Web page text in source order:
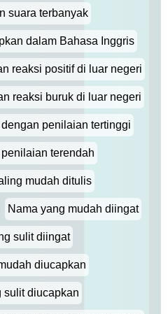
suara terbanyak
dalam Bahasa Inggris
reaksi positif di luar negeri
reaksi buruk di luar negeri
dengan penilaian tertinggi
terendah
mudah ditulis
Nama yang mudah diingat
sulit diingat
diucapkan
sulit diucapkan